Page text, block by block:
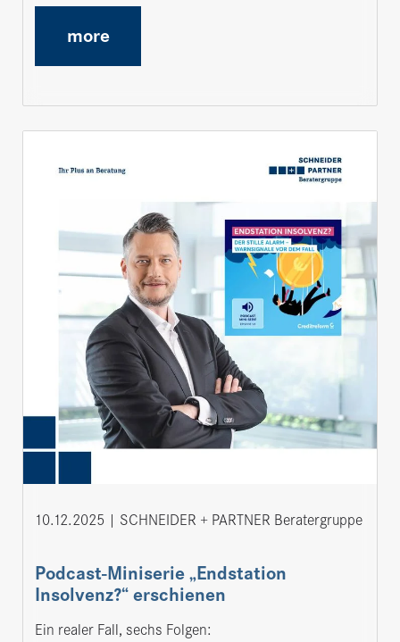
more
10.12.2025 SCHNEIDER + PARTNER Beratergruppe
Podcast-Miniserie „Endstation
Insolvenz?“ erschienen
Ein realer Fall, sechs Folgen: